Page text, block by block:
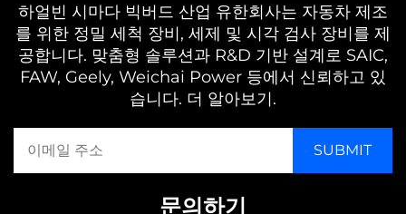
하얼빈 시마다 빅버드 산업 유한회사는 자동차 제조
를 위한 정밀 세척 장비, 세제 및 시각 검사 장비를 제
공합니다. 맞춤형 솔루션과 R&D 기반 설계로 SAIC,
FAW, Geely, Weichai Power 등에서 신뢰하고 있
습니다. 더 알아보기.
문의하기